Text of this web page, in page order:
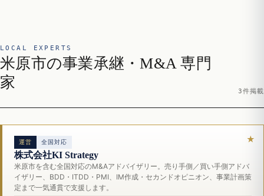
LOCAL EXPERTS
米原市の事業承継・M&A 専門
家
3件掲載
運営 全国対応
株式会社KI Strategy
米原市を含む全国対応のM&Aアドバイザリー。売り手側／買い手側アドバ
イザリー、BDD・ITDD・PMI、IM作成・セカンドオピニオン、事業計画策
定まで一気通貫で支援します。